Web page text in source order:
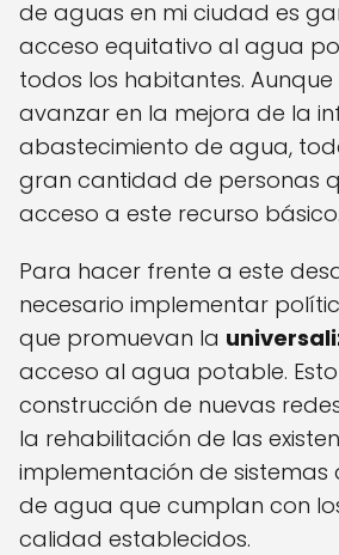
de aguas en mi ciudad es
acceso equitativo al agua
todos los habitantes.
avanzar en la mejora de la
abastecimiento de agua,
gran cantidad de personas
acceso a este recurso básico.
Para hacer frente a este
necesario implementar
que promuevan la
acceso al agua potable.
construcción de nuevas
la rehabilitación de las
implementación de
de agua que cumplan con
calidad establecidos.